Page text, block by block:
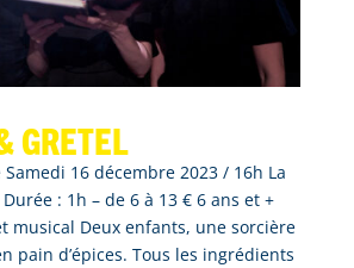
Gretel
16 décembre 2023 / 16h La
: 1h – de 6 à 13 € 6 ans et +
musical Deux enfants, une sorcière
pain d’épices. Tous les ingrédients